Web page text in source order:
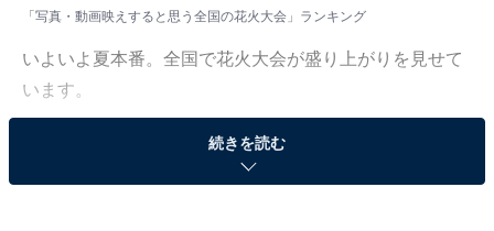
「写真・動画映えすると思う全国の花火大会」ランキング
いよいよ夏本番。全国で花火大会が盛り上がりを見せて
います。
All About ニュース編集部では、2025年7月11日の期間、
全国20〜60代の男女250人を対象に、全国の花火大会に
続きを読む